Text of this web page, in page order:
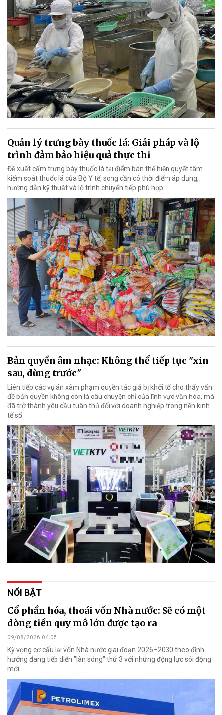
Quản lý trưng bày thuốc lá: Giải pháp và lộ
trình đảm bảo hiệu quả thực thi
Đề xuất cấm trưng bày thuốc lá tại điểm bán thể hiện quyết tâm
kiểm soát thuốc lá của Bộ Y tế, song cần có thời điểm áp dụng,
hướng dẫn kỹ thuật và lộ trình chuyển tiếp phù hợp.
Bản quyền âm nhạc: Không thể tiếp tục "xin
sau, dùng trước"
Liên tiếp các vụ án xâm phạm quyền tác giả bị khởi tố cho thấy vấn
đề bản quyền không còn là câu chuyện chỉ của lĩnh vực văn hóa, mà
đã trở thành yêu cầu tuân thủ đối với doanh nghiệp trong nền kinh
tế số.
NỔI BẬT
Cổ phần hóa, thoái vốn Nhà nước: Sẽ có một
dòng tiền quy mô lớn được tạo ra
09/08/2026 04:05
Kỳ vọng cơ cấu lại vốn Nhà nước giai đoạn 2026–2030 theo định
hướng đang tiếp diễn "làn sóng" thứ 3 với những động lực sôi động
mới.